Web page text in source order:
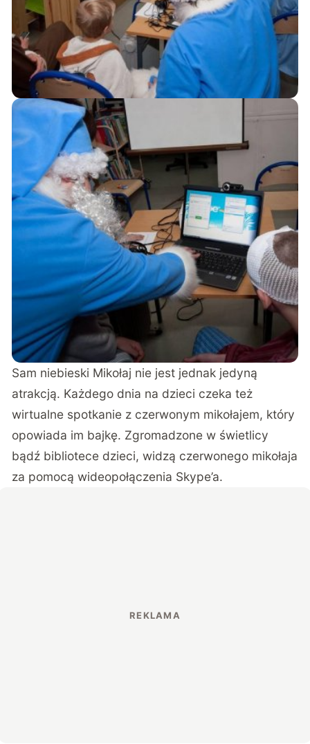
Sam niebieski Mikołaj nie jest jednak jedyną
atrakcją. Każdego dnia na dzieci czeka też
wirtualne spotkanie z czerwonym mikołajem, który
opowiada im bajkę. Zgromadzone w świetlicy
bądź bibliotece dzieci, widzą czerwonego mikołaja
za pomocą wideopołączenia Skype’a.